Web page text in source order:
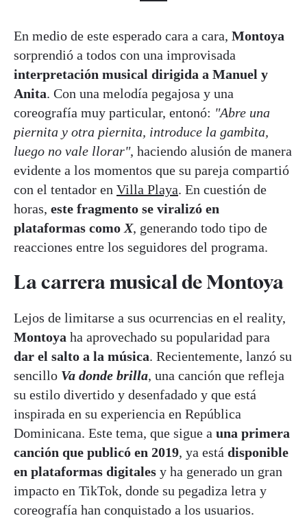
En medio de este esperado cara a cara, Montoya
sorprendió a todos con una improvisada
interpretación musical dirigida a Manuel y
Anita. Con una melodía pegajosa y una
coreografía muy particular, entonó: "Abre una
piernita y otra piernita, introduce la gambita,
luego no vale llorar", haciendo alusión de manera
evidente a los momentos que su pareja compartió
con el tentador en Villa Playa. En cuestión de
horas, este fragmento se viralizó en
plataformas como X, generando todo tipo de
reacciones entre los seguidores del programa.
La carrera musical de Montoya
Lejos de limitarse a sus ocurrencias en el reality,
Montoya ha aprovechado su popularidad para
dar el salto a la música. Recientemente, lanzó su
sencillo Va donde brilla, una canción que refleja
su estilo divertido y desenfadado y que está
inspirada en su experiencia en República
Dominicana. Este tema, que sigue a una primera
canción que publicó en 2019, ya está disponible
en plataformas digitales y ha generado un gran
impacto en TikTok, donde su pegadiza letra y
coreografía han conquistado a los usuarios.